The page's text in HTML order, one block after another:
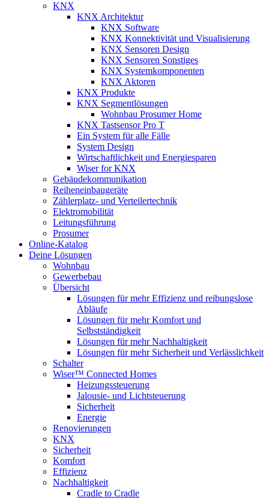
KNX
KNX Architektur
KNX Software
KNX Konnektivität und Visualisierung
KNX Sensoren Design
KNX Sensoren Sonstiges
KNX Systemkomponenten
KNX Aktoren
KNX Produkte
KNX Segmentlösungen
Wohnbau Prosumer Home
KNX Tastsensor Pro T
Ein System für alle Fälle
System Design
Wirtschaftlichkeit und Energiesparen
Wiser for KNX
Gebäudekommunikation
Reiheneinbaugeräte
Zählerplatz- und Verteilertechnik
Elektromobilität
Leitungsführung
Prosumer
Online-Katalog
Deine Lösungen
Wohnbau
Gewerbebau
Übersicht
Lösungen für mehr Effizienz und reibungslose
Abläufe
Lösungen für mehr Komfort und
Selbstständigkeit
Lösungen für mehr Nachhaltigkeit
Lösungen für mehr Sicherheit und Verlässlichkeit
Schalter
Wiser™ Connected Homes
Heizungssteuerung
Jalousie- und Lichtsteuerung
Sicherheit
Energie
Renovierungen
KNX
Sicherheit
Komfort
Effizienz
Nachhaltigkeit
Cradle to Cradle